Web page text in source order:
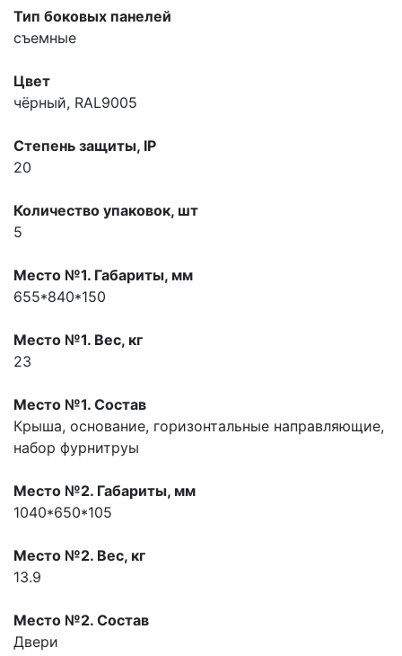
Тип боковых панелей
съемные
Цвет
чёрный, RAL9005
Степень защиты, IP
20
Количество упаковок, шт
5
Место №1. Габариты, мм
655*840*150
Место №1. Вес, кг
23
Место №1. Состав
Крыша, основание, горизонтальные направляющие,
набор фурнитруы
Место №2. Габариты, мм
1040*650*105
Место №2. Вес, кг
13.9
Место №2. Состав
Двери